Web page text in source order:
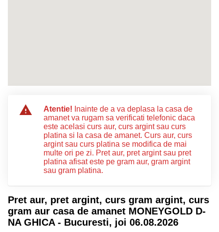
Atentie! Inainte de a va deplasa la casa de
amanet va rugam sa verificati telefonic daca
este acelasi curs aur, curs argint sau curs
platina si la casa de amanet. Curs aur, curs
argint sau curs platina se modifica de mai
multe ori pe zi. Pret aur, pret argint sau pret
platina afisat este pe gram aur, gram argint
sau gram platina.
Pret aur, pret argint, curs gram argint, curs
gram aur casa de amanet MONEYGOLD D-
NA GHICA - Bucuresti, joi 06.08.2026